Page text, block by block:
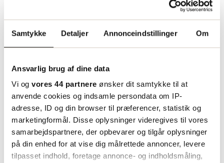
Samtykke Detaljer Annonceindstillinger Om
Ansvarlig brug af dine data
Vi og vores 44 partnere ønsker dit samtykke til at
anvende cookies og indsamle persondata om IP-
adresse, ID og din browser til præferencer, statistik og
marketingformål. Disse oplysninger videregives til vores
samarbejdspartnere, der opbevarer og tilgår oplysninger
på din enhed for at vise dig målrettede annoncer, levere
tilpasset indhold, foretage annonce- og indholdsmåling,